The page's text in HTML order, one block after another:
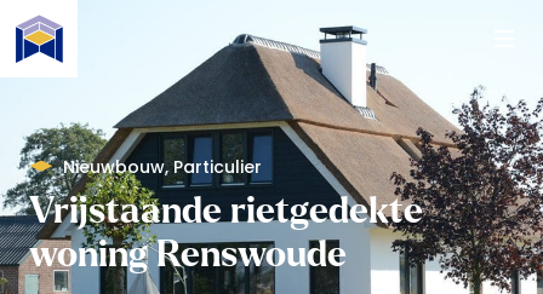
Naar de content
Nieuwbouw, Particulier
Vrijstaande rietgedekte
woning Renswoude